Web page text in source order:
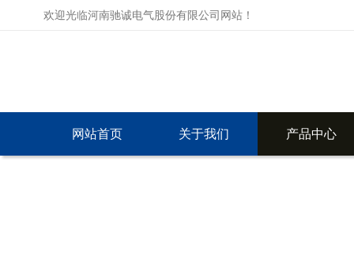
欢迎光临河南驰诚电气股份有限公司网站！
网站首页 关于我们 产品中心